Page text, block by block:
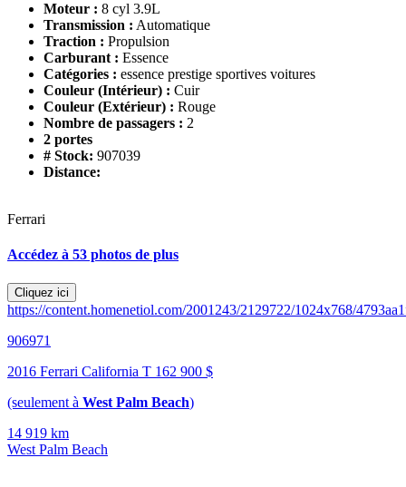
Moteur : 8 cyl 3.9L
Transmission : Automatique
Traction : Propulsion
Carburant : Essence
Catégories : essence prestige sportives voitures
Couleur (Intérieur) : Cuir
Couleur (Extérieur) : Rouge
Nombre de passagers : 2
2 portes
# Stock: 907039
Distance:
Ferrari
Accédez à 53 photos de plus
Cliquez ici
https://content.homenetiol.com/2001243/2129722/1024x768/
906971
2016 Ferrari California T 162 900 $
(seulement à West Palm Beach)
14 919 km
West Palm Beach